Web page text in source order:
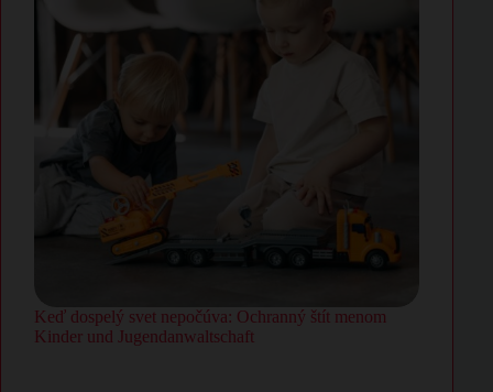
Keď dospelý svet nepočúva: Ochranný štít menom
Kinder und Jugendanwaltschaft